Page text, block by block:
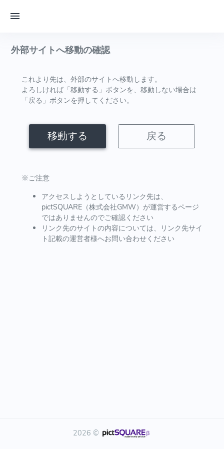
外部サイトへ移動の確認
これより先は、外部のサイトへ移動します。
よろしければ「移動する」ボタンを、移動しない場合は
「戻る」ボタンを押してください。
移動する 戻る
※ご注意
アクセスしようとしているリンク先は、
pictSQUARE（株式会社GMW）が運営するページ
ではありませんのでご確認ください
リンク先のサイトの内容については、リンク先サイ
ト記載の運営者様へお問い合わせください
2026 ©